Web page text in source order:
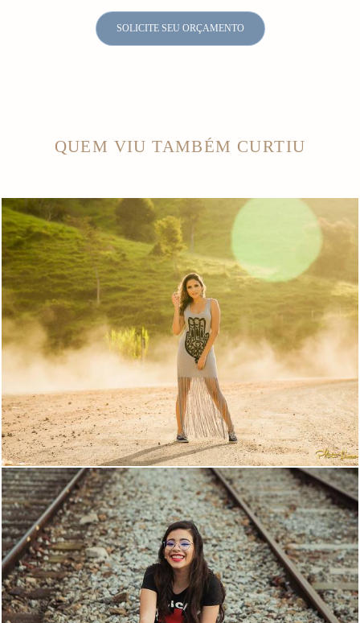
SOLICITE SEU ORÇAMENTO
QUEM VIU TAMBÉM CURTIU
4137 26